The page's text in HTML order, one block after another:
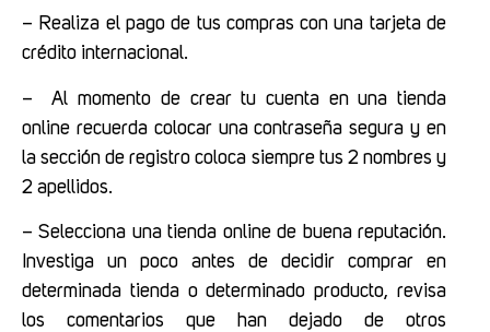
– Realiza el pago de tus compras con una tarjeta de
crédito internacional.
– Al momento de crear tu cuenta en una tienda
online recuerda colocar una contraseña segura y en
la sección de registro coloca siempre tus 2 nombres y
2 apellidos.
– Selecciona una tienda online de buena reputación.
Investiga un poco antes de decidir comprar en
determinada tienda o determinado producto, revisa
los comentarios que han dejado de otros